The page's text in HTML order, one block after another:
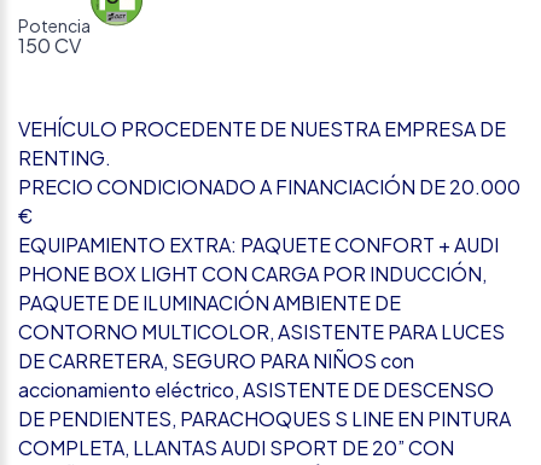
Potencia
150 CV
VEHÍCULO PROCEDENTE DE NUESTRA EMPRESA DE
RENTING.
PRECIO CONDICIONADO A FINANCIACIÓN DE 20.000
€
EQUIPAMIENTO EXTRA: PAQUETE CONFORT + AUDI
PHONE BOX LIGHT CON CARGA POR INDUCCIÓN,
PAQUETE DE ILUMINACIÓN AMBIENTE DE
CONTORNO MULTICOLOR, ASISTENTE PARA LUCES
DE CARRETERA, SEGURO PARA NIÑOS con
accionamiento eléctrico, ASISTENTE DE DESCENSO
DE PENDIENTES, PARACHOQUES S LINE EN PINTURA
COMPLETA, LLANTAS AUDI SPORT DE 20” CON